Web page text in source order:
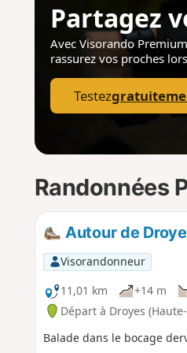
Partagez
Avec Visorando
rassurez vos proches
Testez
Randonnées
Autour de
Visorandonneur
11,01 km
+14 m
Départ à Droyes
Balade dans le bocage